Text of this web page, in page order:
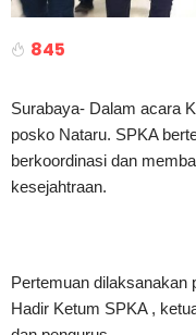
845
Surabaya- Dalam acara
posko Nataru. SPKA
berkoordinasi dan
kesejahtraan.
Pertemuan dilaksanakan
Hadir Ketum SPKA ,